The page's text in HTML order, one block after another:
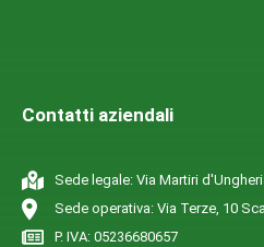
Contatti aziendali
Sede legale: Via Martiri
Sede operativa: Via Terze, 10
P. IVA: 05236680657